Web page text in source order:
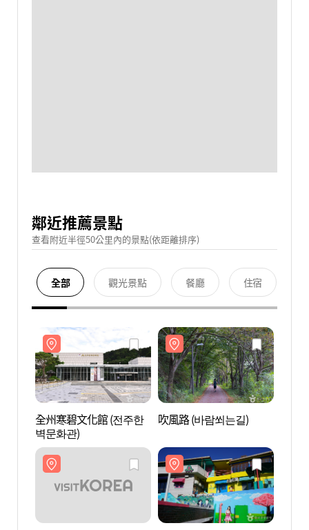
鄰近推薦景點
查看附近半徑50公里內的景點(依距離排序)
全部 觀光景點 餐廳 住宿
全州寒碧文化館 (전주한
벽문화관)
吹風路 (바람쐬는길)